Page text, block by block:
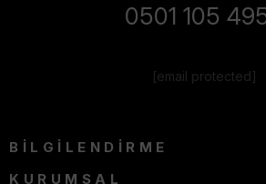
0501 105
[email protected]
BİLGİLENDİRME
KURUMSAL